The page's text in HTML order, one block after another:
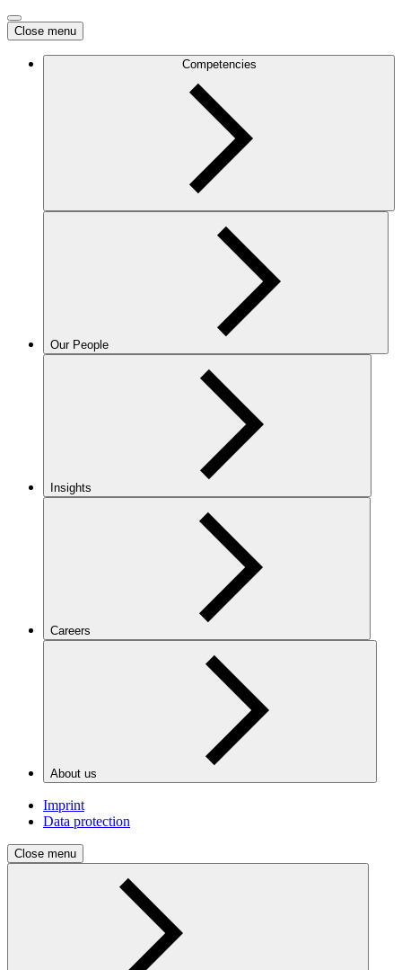
Close menu
Competencies
Our People
Insights
Careers
About us
Imprint
Data protection
Close menu